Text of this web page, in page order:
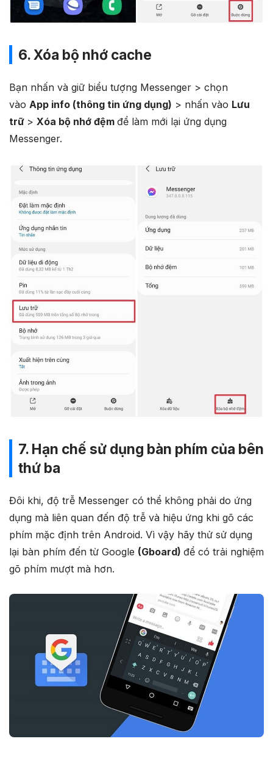
6. Xóa bộ nhớ cache
Bạn nhấn và giữ biểu tượng Messenger > chọn
vào App info (thông tin ứng dụng) > nhấn vào Lưu
trữ > Xóa bộ nhớ đệm để làm mới lại ứng dụng
Messenger.
7. Hạn chế sử dụng bàn phím của bên
thứ ba
Đôi khi, độ trễ Messenger có thể không phải do ứng
dụng mà liên quan đến độ trễ và hiệu ứng khi gõ các
phím mặc định trên Android. Vì vậy hãy thử sử dụng
lại bàn phím đến từ Google (Gboard) để có trải nghiệm
gõ phím mượt mà hơn.